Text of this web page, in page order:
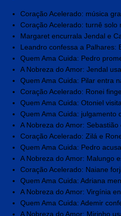
Coração Acelerado: música
Coração Acelerado: turnê solo
Margaret encurrala Jendal e
Leandro confessa a Palhares:
Quem Ama Cuida: Pedro
A Nobreza do Amor: Jendal
Quem Ama Cuida: Pilar entra
Coração Acelerado: Ronei
Quem Ama Cuida: Otoniel
Quem Ama Cuida: julgamento
A Nobreza do Amor: Sebastião
Coração Acelerado: Zilá e
Quem Ama Cuida: Pedro
A Nobreza do Amor: Malungo
Coração Acelerado: Naiane
Quem Ama Cuida: Adriana
A Nobreza do Amor: Virgínia
Quem Ama Cuida: Ademir
A Nobreza do Amor: Mirinho